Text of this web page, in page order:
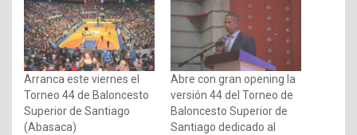
Arranca este viernes el
Torneo 44 de Baloncesto
Superior de Santiago
(Abasaca)
Abre con gran opening la
versión 44 del Torneo de
Baloncesto Superior de
Santiago dedicado al